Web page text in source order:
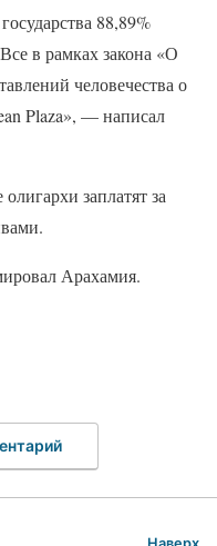
88,89%
в рамках закона «О
человечества о
Plaza», — написал
заплатят за
Арахамия.